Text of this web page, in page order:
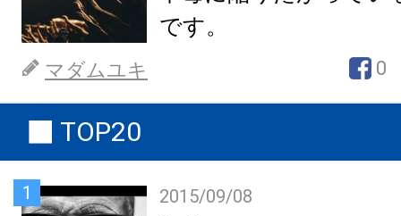
です。
マダムユキ 0
TOP20
1 2015/09/08